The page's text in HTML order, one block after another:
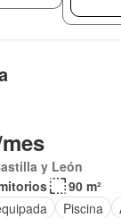
y León
90 m²
Piscina